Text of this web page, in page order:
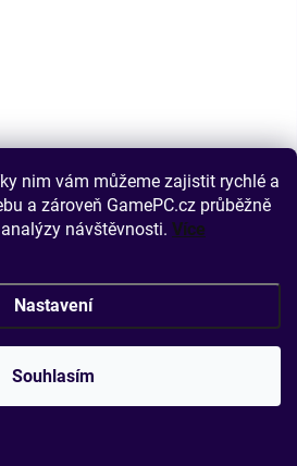
nim vám můžeme zajistit rychlé a
a zároveň GamePC.cz průběžně
návštěvnosti. Více
Nastavení
Souhlasím